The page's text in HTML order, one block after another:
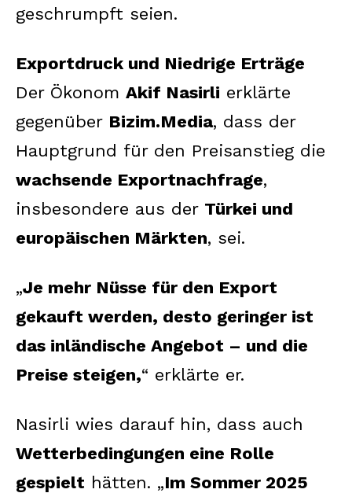
geschrumpft seien.
Exportdruck und Niedrige Erträge
Der Ökonom Akif Nasirli erklärte
gegenüber Bizim.Media, dass der
Hauptgrund für den Preisanstieg die
wachsende Exportnachfrage,
insbesondere aus der Türkei und
europäischen Märkten, sei.
„Je mehr Nüsse für den Export
gekauft werden, desto geringer ist
das inländische Angebot – und die
Preise steigen,“ erklärte er.
Nasirli wies darauf hin, dass auch
Wetterbedingungen eine Rolle
gespielt hätten. „Im Sommer 2025